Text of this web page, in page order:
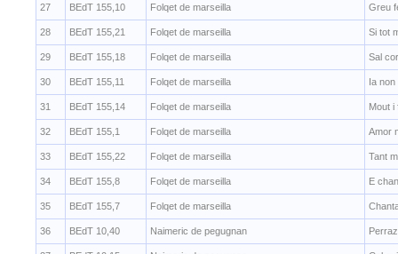
27 BEdT 155,10 Folqet de marseilla Greu
28 BEdT 155,21 Folqet de marseilla Si tot
29 BEdT 155,18 Folqet de marseilla Sal
30 BEdT 155,11 Folqet de marseilla Ia
31 BEdT 155,14 Folqet de marseilla Mout
32 BEdT 155,1 Folqet de marseilla Amor
33 BEdT 155,22 Folqet de marseilla Tant
34 BEdT 155,8 Folqet de marseilla E
35 BEdT 155,7 Folqet de marseilla
36 BEdT 10,40 Naimeric de pegugnan